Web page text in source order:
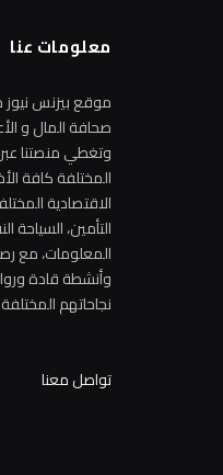
معلومات عنا
موقع بيزنس نيوز
صحافة المال و
وتغطي منصتنا
المختلفة كافة
الاقتصادية
التأمين، السياحة
المعلومات، مع
وأنشطة قادة
نجاحاتهم
تواصل معنا